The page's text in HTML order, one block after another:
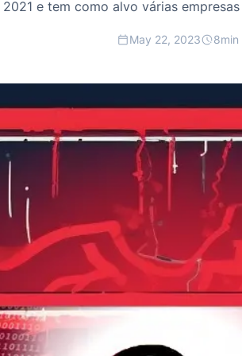
2021 e tem como alvo várias
May 22, 2023 8min